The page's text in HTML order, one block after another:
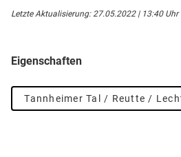
Letzte Aktualisierung: 27.05.2022 | 13:40 Uhr
Eigenschaften
Tannheimer Tal / Reutte /